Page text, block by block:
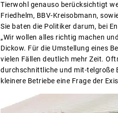
Tierwohl genauso berücksichtigt
Friedhelm, BBV-Kreisobmann,
Sie baten die Politiker darum, bei
„Wir wollen alles richtig machen
Dickow. Für die Umstellung eines
vielen Fällen deutlich mehr Zeit.
durchschnittliche und mit-telgroße
kleinere Betriebe eine Frage der